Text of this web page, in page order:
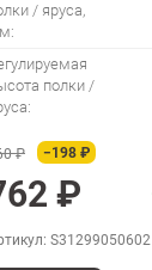
/ яруса,
полки /
₽ −198 ₽
₽
S31299050602